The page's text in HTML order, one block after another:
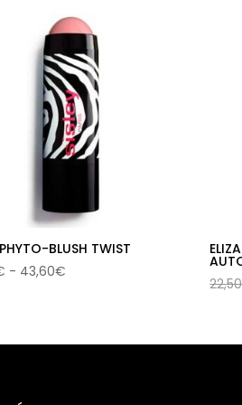
últimos
PHYTO-BLUSH TWIST
- 43,60€
22,50